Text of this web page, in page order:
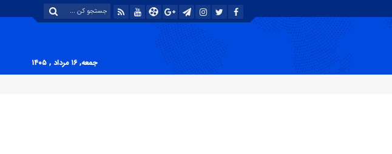
جمعه, ۱۶ مرداد , ۱۴۰۵